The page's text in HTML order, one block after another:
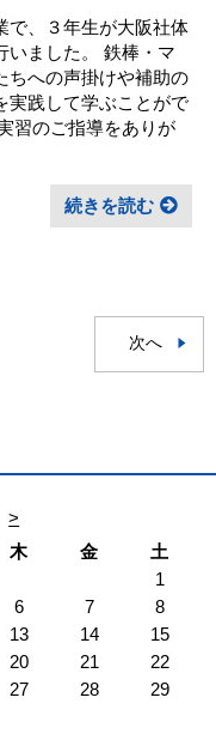
で、３年生が大阪社体
いました。 鉄棒・マ
ちへの声掛けや補助の
実践して学ぶことがで
習のご指導をありが
続きを読む
次へ
>
木 金
土
1
6 7
8
13 14
15
20 21
22
27 28
29